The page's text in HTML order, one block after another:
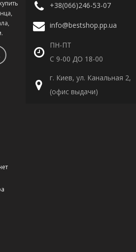
+38(066)246-53-07
info@bestshop.pp.ua
ПН-ПТ
С 9-00 ДО 18-00
г. Киев, ул. Канальная 2,
(офис выдачи)